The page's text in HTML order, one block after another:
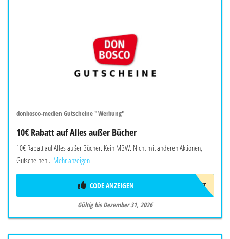
donbosco-medien Gutscheine "Werbung"
10€ Rabatt auf Alles außer Bücher
10€ Rabatt auf Alles außer Bücher. Kein MBW. Nicht mit anderen Aktionen,
Gutscheinen... Mehr anzeigen
10EUROGESCHENKT
CODE ANZEIGEN
Gültig bis Dezember 31, 2026